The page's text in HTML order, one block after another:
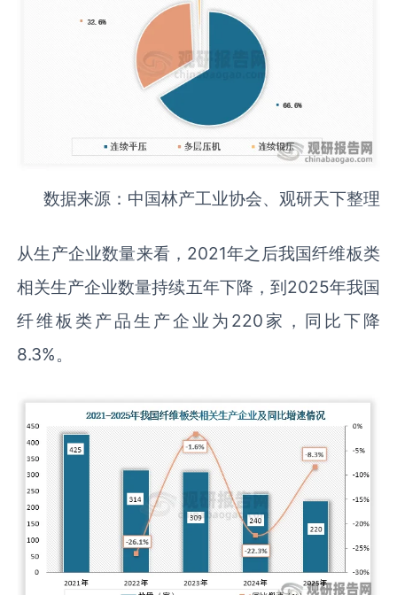
数据来源：中国林产工业协会、观研天下整理
从生产企业数量来看，2021年之后我国纤维板类
相关生产企业数量持续五年下降，到2025年我国
纤维板类产品生产企业为220家，同比下降
8.3%。